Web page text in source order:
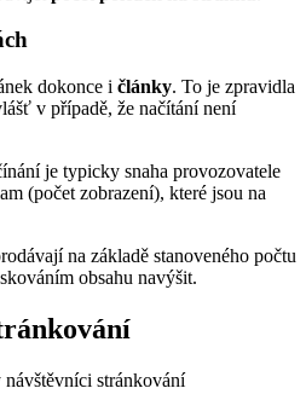
dokonce i články. To je zpravidla
v případě, že načítání není
je typicky snaha provozovatele
(počet zobrazení), které jsou na
na základě stanoveného počtu
obsahu navýšit.
stránkování